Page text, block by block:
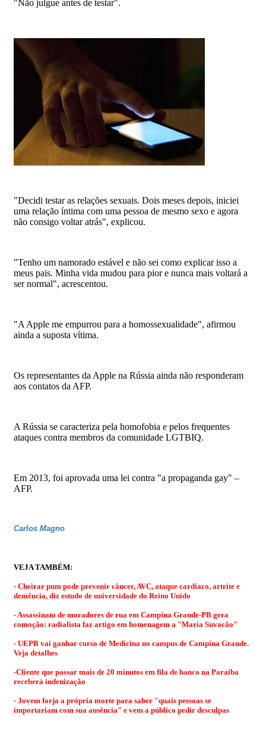
"Não julgue antes de testar".
"Decidi testar as relações sexuais. Dois meses depois, iniciei
uma relação íntima com uma pessoa de mesmo sexo e agora
não consigo voltar atrás", explicou.
"Tenho um namorado estável e não sei como explicar isso a
meus pais. Minha vida mudou para pior e nunca mais voltará a
ser normal", acrescentou.
"A Apple me empurrou para a homossexualidade", afirmou
ainda a suposta vítima.
Os representantes da Apple na Rússia ainda não responderam
aos contatos da AFP.
A Rússia se caracteriza pela homofobia e pelos frequentes
ataques contra membros da comunidade LGTBIQ.
Em 2013, foi aprovada uma lei contra "a propaganda gay" –
AFP.
Carlos Magno
VEJA TAMBÉM:
- Cheirar pum pode prevenir câncer, AVC, ataque cardíaco, artrite e
demência, diz estudo de universidade do Reino Unido
- Assassinato de moradores de rua em Campina Grande-PB gera
comoção: radialista faz artigo em homenagem a "Maria Suvacão"
- UEPB vai ganhar curso de Medicina no campus de Campina Grande.
Veja detalhes
-Cliente que passar mais de 20 minutos em fila de banco na Paraíba
receberá indenização
- Jovem forja a própria morte para saber "quais pessoas se
importariam com sua ausência" e vem a público pedir desculpas